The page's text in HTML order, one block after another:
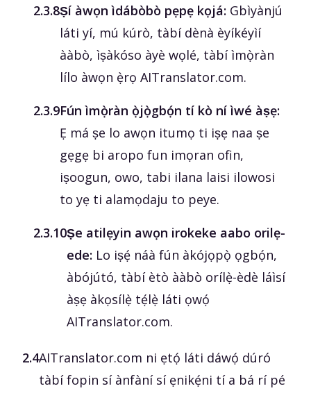
‎2.3.8Ṣí àwọn ìdábòbò pẹpẹ kọjá: Gbìyànjú
láti yí, mú kúrò, tàbí dènà èyíkéyìí
ààbò, ìṣàkóso àyè wọlé, tàbí ìmọ̀ràn
lílo àwọn ẹ̀rọ AITranslator.com.
‎2.3.9Fún ìmọ̀ràn ọ̀jọ̀gbọ́n tí kò ní ìwé àṣẹ:
Ẹ má ṣe lo awọn itumọ ti iṣẹ naa ṣe
gẹgẹ bi aropo fun imọran ofin,
iṣoogun, owo, tabi ilana laisi ilowosi
to yẹ ti alamọdaju to peye.
‎2.3.10Ṣe atilẹyin awọn irokeke aabo orilẹ-
ede: Lo iṣẹ́ náà fún àkójọpọ̀ ọgbọ́n,
àbójútó, tàbí ètò ààbò orílẹ̀-èdè láìsí
àṣẹ àkọsílẹ̀ tẹ́lẹ̀ láti ọwọ́
AITranslator.com.
2.4AITranslator.com ni ẹtọ́ láti dáwọ́ dúró
tàbí fopin sí ànfàní sí ẹnikẹ́ni tí a bá rí pé